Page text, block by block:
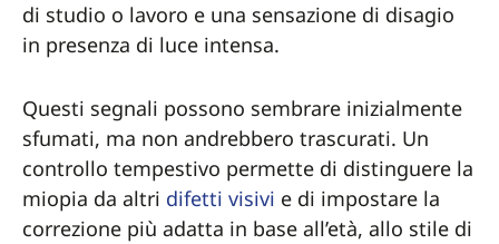
di studio o lavoro e una sensazione di disagio
in presenza di luce intensa.
Questi segnali possono sembrare inizialmente
sfumati, ma non andrebbero trascurati. Un
controllo tempestivo permette di distinguere la
miopia da altri difetti visivi e di impostare la
correzione più adatta in base all’età, allo stile di